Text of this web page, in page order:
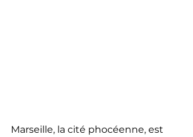
Marseille, la cité phocéenne, est